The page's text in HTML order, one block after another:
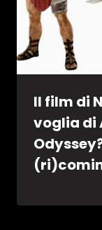
Il film di
voglia di